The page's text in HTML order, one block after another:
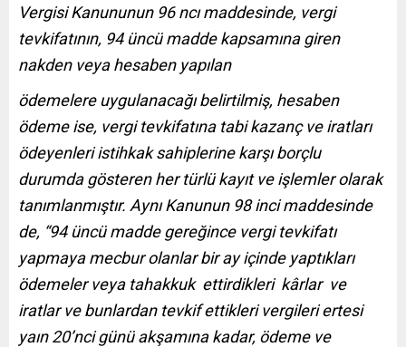
Vergisi Kanununun 96 ncı maddesinde, vergi
tevkifatının, 94 üncü madde kapsamına giren
nakden veya hesaben yapılan
ödemelere uygulanacağı belirtilmiş, hesaben
ödeme ise, vergi tevkifatına tabi kazanç ve iratları
ödeyenleri istihkak sahiplerine karşı borçlu
durumda gösteren her türlü kayıt ve işlemler olarak
tanımlanmıştır. Aynı Kanunun 98 inci maddesinde
de, “94 üncü madde gereğince vergi tevkifatı
yapmaya mecbur olanlar bir ay içinde yaptıkları
ödemeler veya tahakkuk ettirdikleri kârlar ve
iratlar ve bunlardan tevkif ettikleri vergileri ertesi
yaın 20’nci günü akşamına kadar, ödeme ve